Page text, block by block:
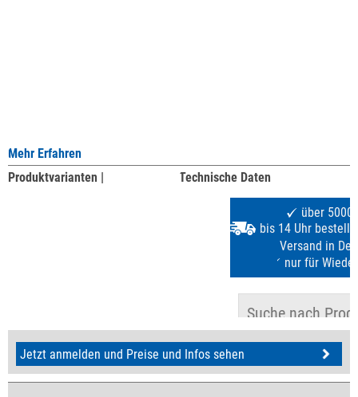
Mehr Erfahren
Produktvarianten |
Technische Daten
Jetzt anmelden und Preise und Infos sehen